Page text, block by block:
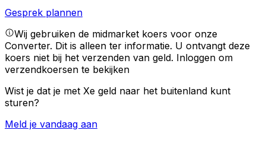
Gesprek plannen
Wij gebruiken de midmarket koers voor onze
Converter. Dit is alleen ter informatie. U ontvangt deze
koers niet bij het verzenden van geld. Inloggen om
verzendkoersen te bekijken
Wist je dat je met Xe geld naar het buitenland kunt
sturen?
Meld je vandaag aan